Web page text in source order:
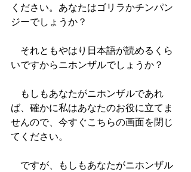
ください。あなたはゴリラかチンパン
ジーでしょうか？
それともやはり日本語が読めるくら
いですからニホンザルでしょうか？
もしもあなたがニホンザルであれ
ば、確かに私はあなたのお役に立てま
せんので、今すぐこちらの画面を閉じ
てください。
ですが、もしもあなたがニホンザル